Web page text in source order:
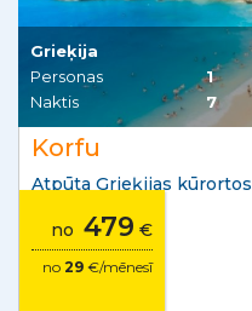
Grieķija
Personas
1
Naktis
7
Korfu
Atpūta Grieķijas kūrortos
no 479 €
no 29 €/mēnesī